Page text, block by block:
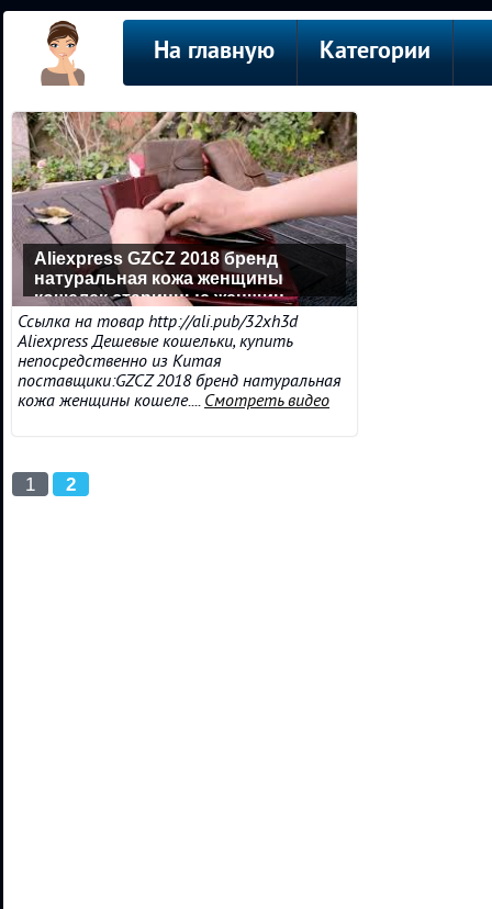
На главную Категории
Aliexpress GZCZ 2018 бренд
натуральная кожа женщины
кошелек старинные женщин
клатч длинный бумажник
Ссылка на товар http://ali.pub/32xh3d
Aliexpress Дешевые кошельки, купить
непосредственно из Китая
поставщики:GZCZ 2018 бренд натуральная
кожа женщины кошеле.... Смотреть видео
1 2